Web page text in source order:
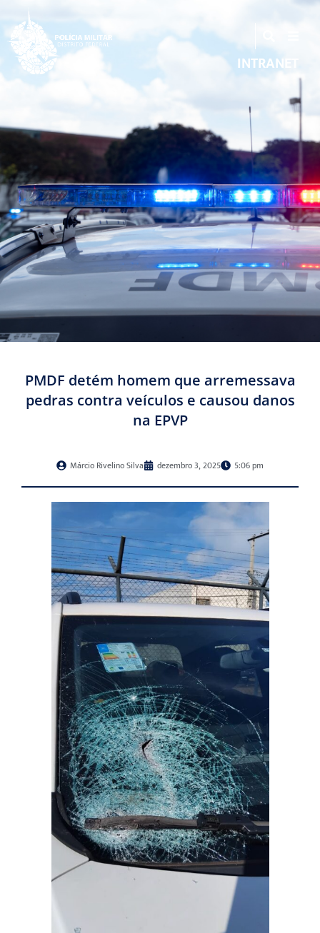
INTRANET
PMDF detém homem que arremessava
pedras contra veículos e causou danos
na EPVP
Márcio Rivelino Silva dezembro 3, 2025 5:06 pm